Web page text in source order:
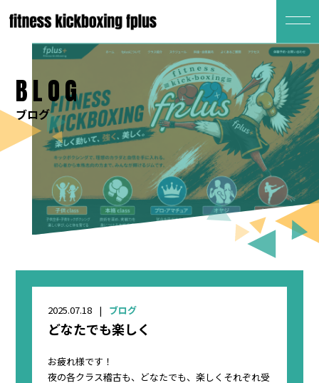
BLOG
ブログ
2025.07.18 ブログ
どなたでも楽しく
お疲れ様です！
夜の各クラス稽古も、どなたでも、楽しくそれぞれ受